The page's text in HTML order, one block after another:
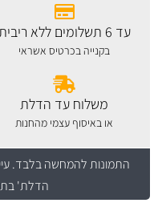
עד 6 תשלומים ללא ריבית
בקנייה בכרטיס אשראי
משלוח עד הדלת
או באיסוף עצמי מהחנות
התמונות להמחשה בלבד.
הדלת'